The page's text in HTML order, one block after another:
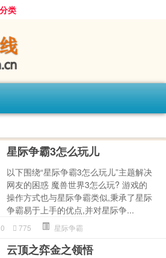
类
星际争霸3怎么玩儿
以下围绕“星际争霸3怎么玩儿”主题解决
网友的困惑 魔兽世界3怎么玩? 游戏的
操作方式也与星际争霸类似,秉承了星际
争霸易于上手的优点,并对星际争...
0 775 星际争霸
云顶之弈金之领悟